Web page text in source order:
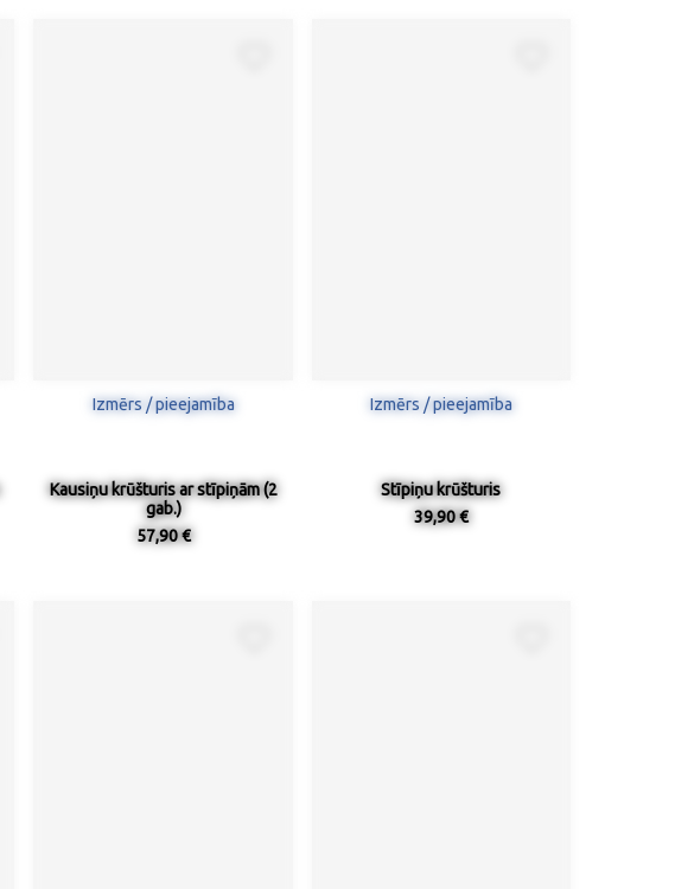
Izmērs / pieejamība
Kausiņu krūšturis ar stīpiņām (2
gab.)
57,90 €
Izmērs / pieejamība
Stīpiņu krūšturis
39,90 €